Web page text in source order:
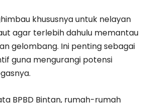
khususnya untuk nelayan
agar terlebih dahulu memantau
gelombang. Ini penting sebagai
guna mengurangi potensi
BPBD Bintan, rumah-rumah